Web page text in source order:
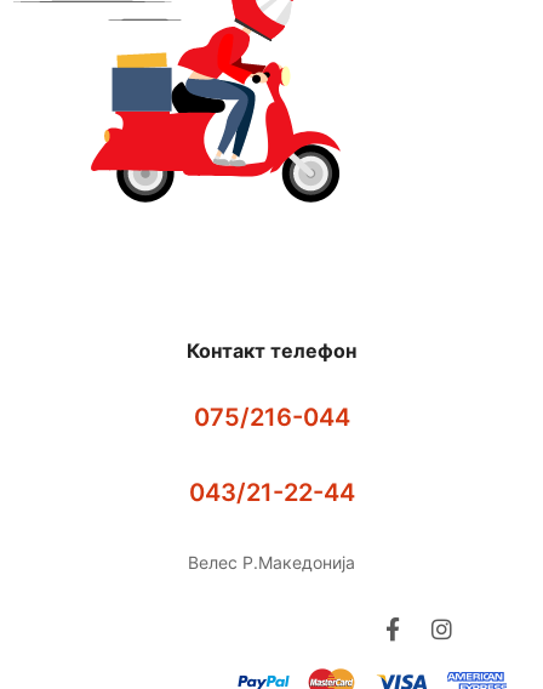
Контакт телефон
075/216-044
043/21-22-44
Велес Р.Македонија